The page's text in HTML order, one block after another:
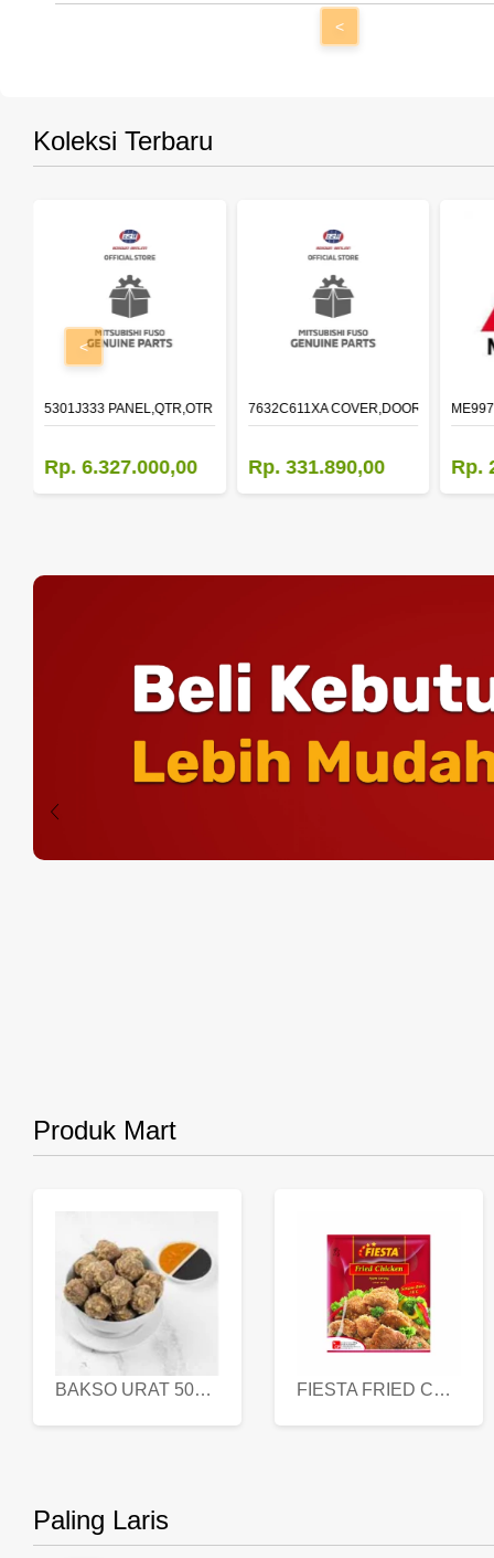
<
Koleksi Terbaru
5301J333 PANEL,QTR,OTR LH
Rp. 6.327.000,00
7632C611XA COVER,DOOR
Rp. 331.890,00 Rp.
<
Produk Mart
BAKSO URAT 500 GR FIESTA FRIED CHICKEN 500 GR
Paling Laris